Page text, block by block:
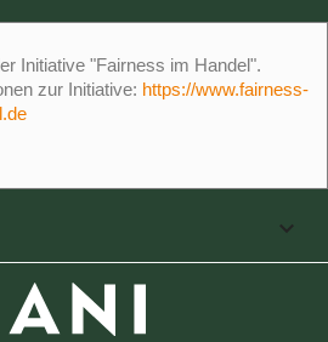
Initiative "Fairness im Handel".
zur Initiative: https://www.fairness-
